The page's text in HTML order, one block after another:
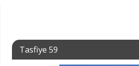
Tasfiye 59